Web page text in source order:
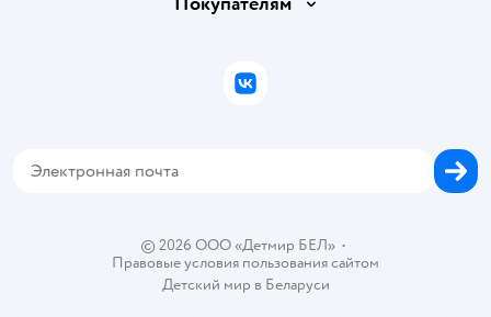
Правила продажи
Политика использования файлов cookie
Бонусные карты
© 2026 ООО «Детмир БЕЛ»•
Правовые условия пользования сайтом
Детский мир в Беларуси
ВКонтакте